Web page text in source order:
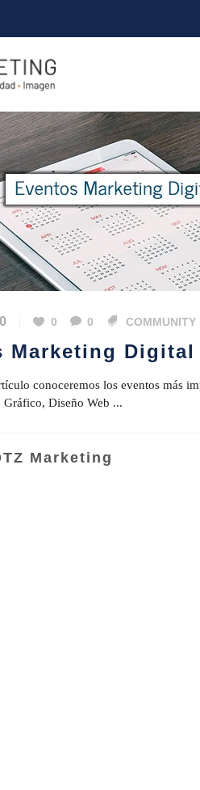
0 0 COMMUNITY
Marketing Digital
conoceremos los eventos más
Gráfico, Diseño Web ...
Marketing